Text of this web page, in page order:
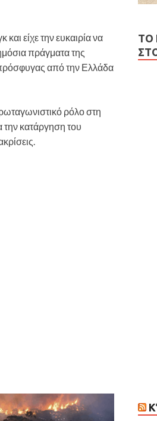
είχε την ευκαιρία να
πράγματα της
από την Ελλάδα
ρόλο στη
κατάργηση του
ΤΟ